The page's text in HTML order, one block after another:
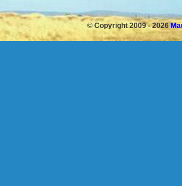
© Copyright 2009 - 2026